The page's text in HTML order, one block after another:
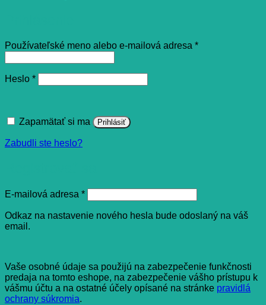
Používateľské meno alebo e-mailová adresa *Povinné
Heslo *Povinné
Zapamätať si ma Prihlásiť
Zabudli ste heslo?
E-mailová adresa *Povinné
Odkaz na nastavenie nového hesla bude odoslaný na váš
email.
Vaše osobné údaje sa použijú na zabezpečenie funkčnosti
predaja na tomto eshope, na zabezpečenie vášho prístupu k
vášmu účtu a na ostatné účely opísané na stránke pravidlá
ochrany súkromia.